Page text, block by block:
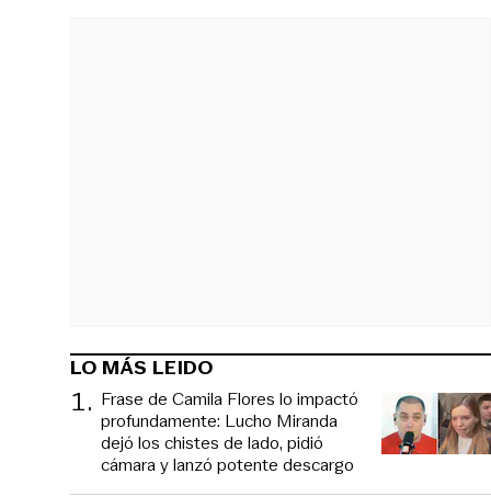
LO MÁS LEIDO
1. Frase de Camila Flores lo impactó
profundamente: Lucho Miranda
dejó los chistes de lado, pidió
cámara y lanzó potente descargo